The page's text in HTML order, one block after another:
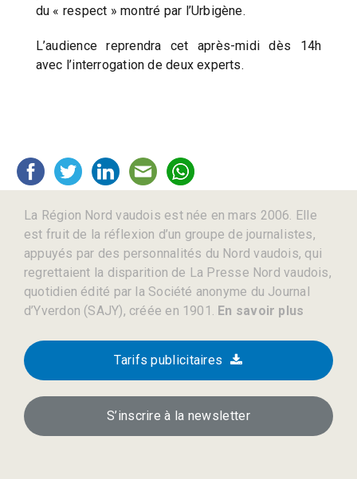
du « respect » montré par l’Urbigène.
L’audience reprendra cet après-midi dès 14h
avec l’interrogation de deux experts.
La Région Nord vaudois est née en mars 2006. Elle
est fruit de la réflexion d’un groupe de journalistes,
appuyés par des personnalités du Nord vaudois, qui
regrettaient la disparition de La Presse Nord vaudois,
quotidien édité par la Société anonyme du Journal
d’Yverdon (SAJY), créée en 1901. En savoir plus
Tarifs publicitaires
S’inscrire à la newsletter